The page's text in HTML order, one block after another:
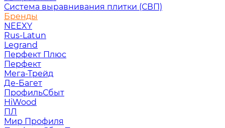
Система выравнивания плитки (СВП)
Бренды
NEEXY
Rus-Latun
Legrand
Перфект Плюс
Перфект
Мега-Трейд
Де-Багет
ПрофильСбыт
HiWood
ПЛ
Мир Профиля